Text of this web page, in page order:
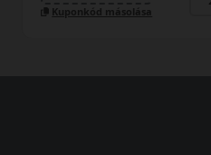
Kuponkód másolása